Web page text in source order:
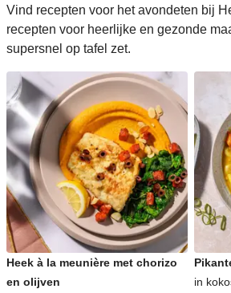
Vind recepten voor het avondeten bij
recepten voor heerlijke en gezonde
supersnel op tafel zet.
Heek à la meunière met chorizo
en olijven
in